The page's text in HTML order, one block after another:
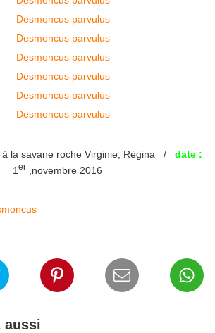
à la savane roche Virginie, Régina / date :
1 er ,novembre 2016
aussi